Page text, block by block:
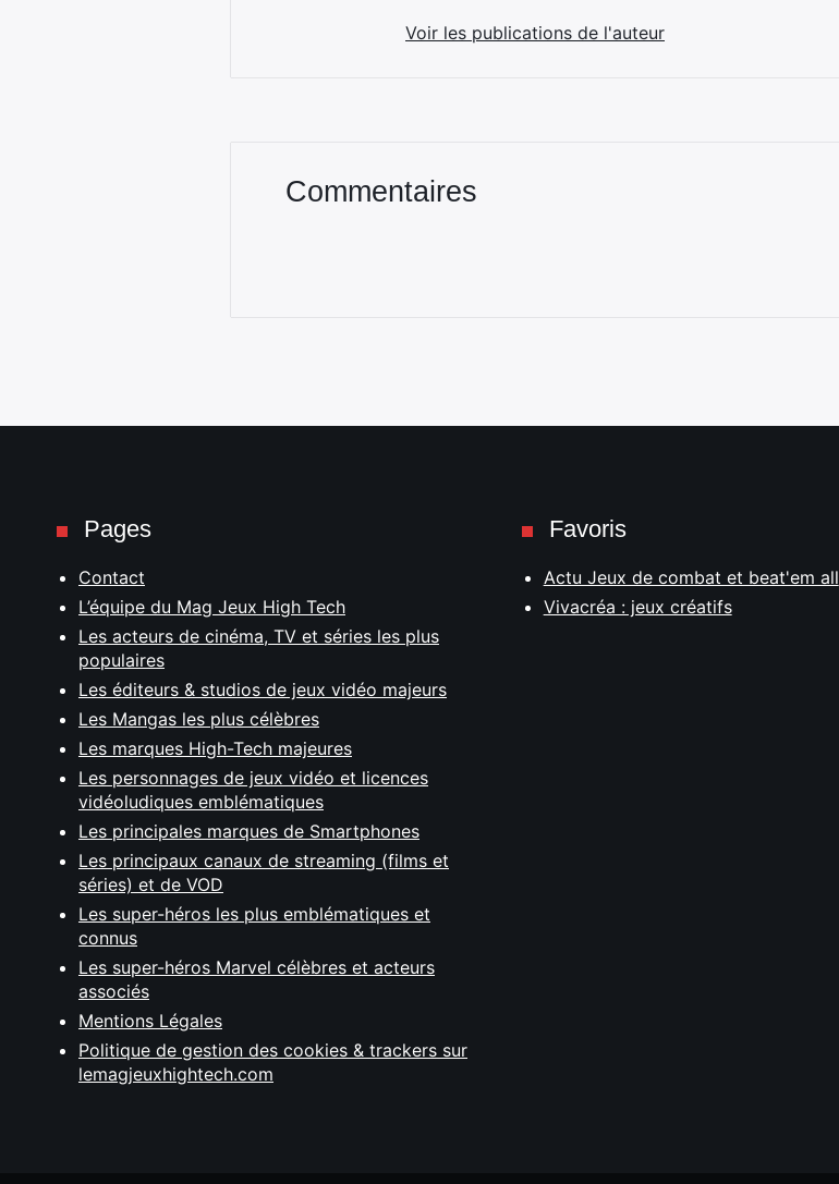
Voir les publications de l'auteur
Commentaires
Pages
Contact
L’équipe du Mag Jeux High Tech
Les acteurs de cinéma, TV et séries les plus
populaires
Les éditeurs & studios de jeux vidéo majeurs
Les Mangas les plus célèbres
Les marques High-Tech majeures
Les personnages de jeux vidéo et licences
vidéoludiques emblématiques
Les principales marques de Smartphones
Les principaux canaux de streaming (films et
séries) et de VOD
Les super-héros les plus emblématiques et
connus
Les super-héros Marvel célèbres et acteurs
associés
Mentions Légales
Politique de gestion des cookies & trackers sur
lemagjeuxhightech.com
Favoris
Actu Jeux de combat et beat'em all
Vivacréa : jeux créatifs